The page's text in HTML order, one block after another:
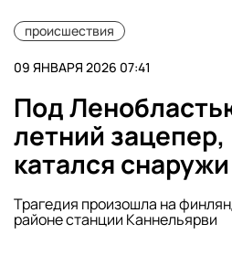
происшествия
09 ЯНВАРЯ 2026 07:41
Под
летний
катался
Трагедия произошла на
районе станции Каннельярви